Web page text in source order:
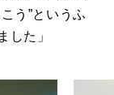
う”というふ
した」